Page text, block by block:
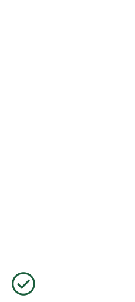
check_circle